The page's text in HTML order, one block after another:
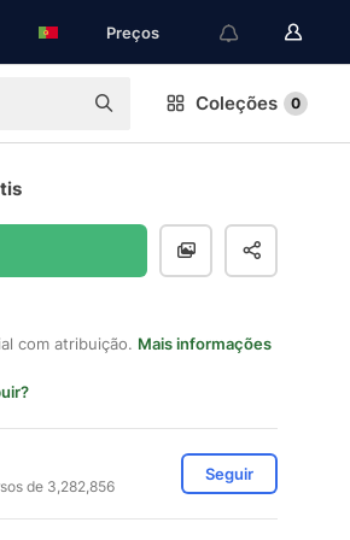
Preços
Coleções 0
com atribuição. Mais informações
de 3,282,856
Seguir